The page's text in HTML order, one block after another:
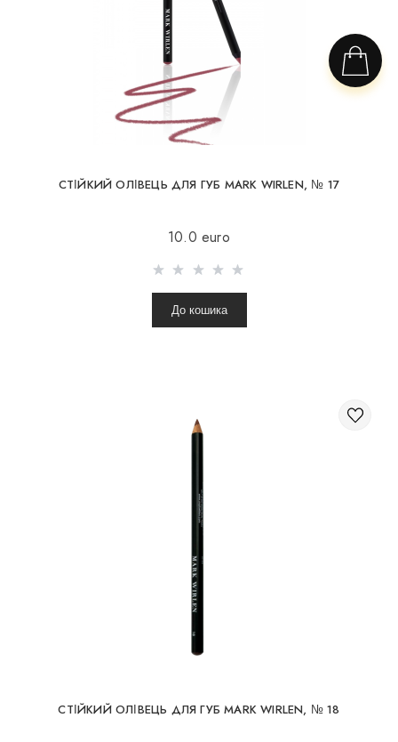
СТІЙКИЙ ОЛІВЕЦЬ ДЛЯ ГУБ MARK WIRLEN, № 17
10.0 euro
До кошика
СТІЙКИЙ ОЛІВЕЦЬ ДЛЯ ГУБ MARK WIRLEN, № 18